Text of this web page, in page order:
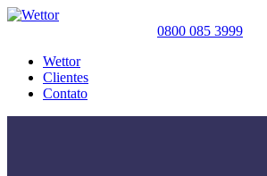
0800 085 3999
Wettor
Clientes
Contato